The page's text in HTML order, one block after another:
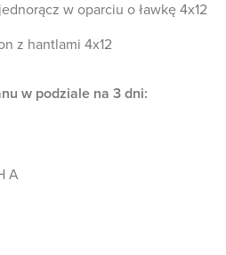
w oparciu o ławkę 4x12
z hantlami 4x12
w podziale na 3 dni:
A